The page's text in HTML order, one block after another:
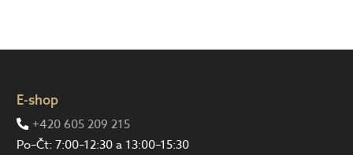
E-shop
+420 605 209 215
Po–Čt: 7:00–12:30 a 13:00–15:30